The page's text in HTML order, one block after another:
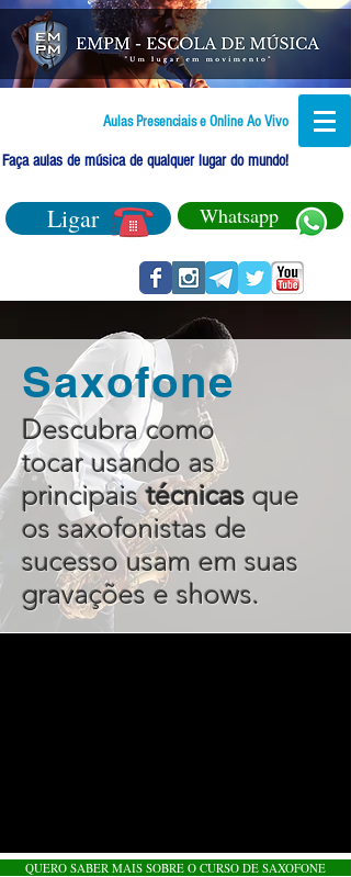
Aulas Presenciais e Online Ao Vivo
Faça aulas de música de qualquer lugar do mundo!
Ligar Whatsapp
Saxofone
Descubra como
tocar usando as
principaistécnicas que
os saxofonistas de
sucesso usam em suas
gravações e shows.
QUERO SABER MAIS SOBRE O CURSO DE SAXOFONE